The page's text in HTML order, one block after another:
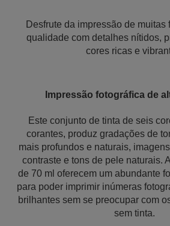
Desfrute da impressão de muitas
qualidade com detalhes nítidos,
cores ricas e
Impressão fotográfica de
Este conjunto de tinta de seis
corantes, produz gradações de
mais profundos e naturais,
contraste e tons de pele naturais.
de 70 ml oferecem um abundante
para poder imprimir inúmeras
brilhantes sem se preocupar com
sem tinta.